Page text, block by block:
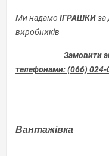
Ми надамо ІГРАШКИза
виробників
Замовити
телефонами: (066)
Вантажівка